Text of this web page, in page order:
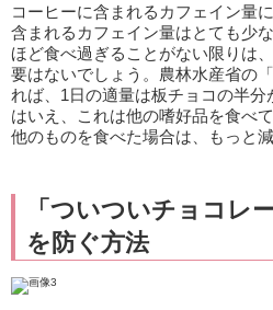
コーヒーに含まれるカフェイン量
含まれるカフェイン量はとても少
ほど食べ過ぎることがない限りは
要はないでしょう。農林水産省の
れば、1日の適量は板チョコの半
はいえ、これは他の嗜好品を食べ
他のものを食べた場合は、もっと
「ついついチョコレ
を防ぐ方法